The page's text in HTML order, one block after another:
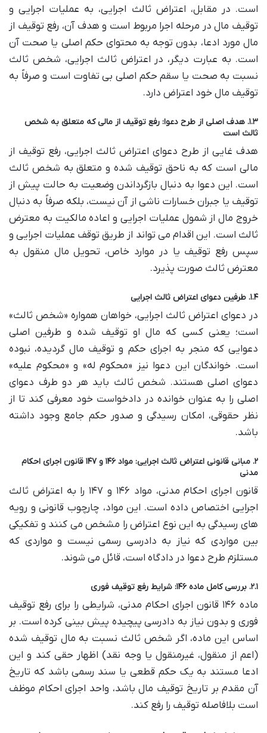
است. در مقابل، اعتراض ثالث اجرایی، به عملیات اجرایی و
توقیف مال در مرحله اجرا مربوط است و هدف آن، رفع توقیف از
مال مورد ادعا، بدون توجه به محتوای حکم اصلی یا صحت آن
است. به عبارت دیگر، در اعتراض ثالث اجرایی، شخص ثالث
نسبت به صحت یا سقم حکم اصلی بی تفاوت است و صرفاً به
توقیف مال خود اعتراض دارد.
۱.۳. هدف اصلی از طرح دعوا: رفع توقیف از مالی که متعلق به شخص
ثالث است
هدف غایی از طرح دعوای اعتراض ثالث اجرایی، رفع توقیف از
مالی است که به ناحق توقیف شده و متعلق به شخص ثالث
است. این دعوا به دنبال بازگرداندن وضعیت به حالت پیش از
توقیف یا جبران خسارات ناشی از آن نیست، بلکه صرفاً به دنبال
خروج مال از شمول عملیات اجرایی و اعاده مالکیت به معترض
ثالث است. این اقدام می تواند از طریق توقف عملیات اجرایی و
سپس رفع توقیف یا در موارد خاص، تحویل مال منقول به
معترض ثالث صورت پذیرد.
۱.۴. طرفین دعوای اعتراض ثالث اجرایی
در دعوای اعتراض ثالث اجرایی، خواهان همواره «شخص ثالث»
است؛ یعنی کسی که مال او توقیف شده و طرفین اصلی
دعوایی که منجر به اجرای حکم و توقیف مال گردیده، نبوده
است. خواندگان این دعوا نیز «محکوم له» و «محکوم علیه»
دعوای اصلی هستند. شخص ثالث باید هر دو طرف دعوای
اصلی را به عنوان خوانده در دادخواست خود معرفی کند تا از
نظر حقوقی، امکان رسیدگی و صدور حکم جامع وجود داشته
باشد.
۲. مبانی قانونی اعتراض ثالث اجرایی: مواد ۱۴۶ و ۱۴۷ قانون اجرای احکام
مدنی
قانون اجرای احکام مدنی، مواد ۱۴۶ و ۱۴۷ را به اعتراض ثالث
اجرایی اختصاص داده است. این مواد، چارچوب قانونی و رویه
های رسیدگی به این نوع اعتراض را مشخص می کنند و تفکیکی
بین مواردی که نیاز به دادرسی رسمی نیست و مواردی که
مستلزم طرح دعوا در دادگاه است، قائل می شوند.
۲.۱. بررسی کامل ماده ۱۴۶: شرایط رفع توقیف فوری
ماده ۱۴۶ قانون اجرای احکام مدنی، شرایطی را برای رفع توقیف
فوری و بدون نیاز به دادرسی پیچیده پیش بینی کرده است. بر
اساس این ماده، اگر شخص ثالث نسبت به مال توقیف شده
(اعم از منقول، غیرمنقول یا وجه نقد) اظهار حقی کند و این
ادعا مستند به یک حکم قطعی یا سند رسمی باشد که تاریخ
آن مقدم بر تاریخ توقیف مال باشد، واحد اجرای احکام موظف
است بلافاصله توقیف را رفع کند.